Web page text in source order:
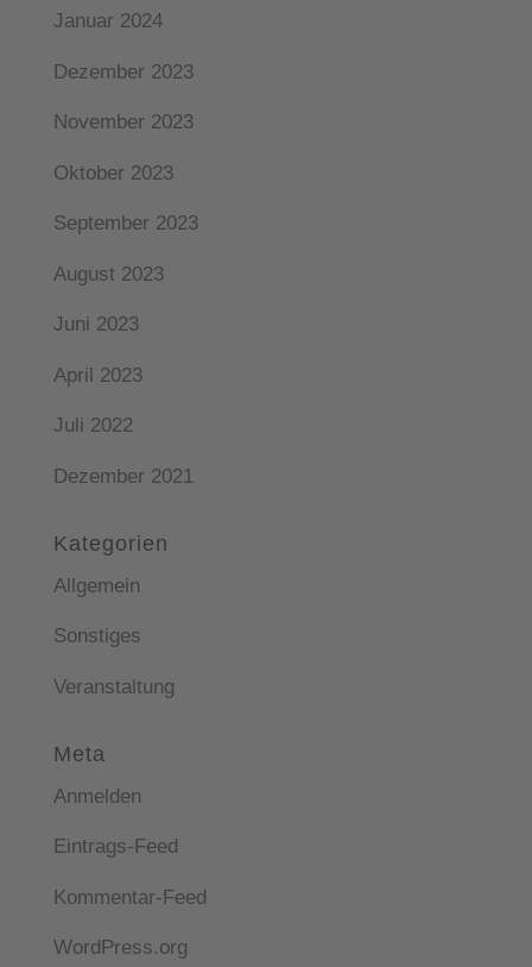
Januar 2024
Dezember 2023
November 2023
Oktober 2023
September 2023
August 2023
Juni 2023
April 2023
Juli 2022
Dezember 2021
Kategorien
Allgemein
Sonstiges
Veranstaltung
Meta
Anmelden
Eintrags-Feed
Kommentar-Feed
WordPress.org